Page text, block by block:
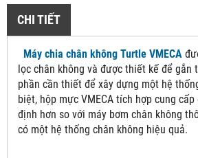
CHI TIẾT
Máy chia chân không Turtle VMECA
lọc chân không và được thiết kế để gắn
phần cần thiết để xây dựng một hệ
biệt, hộp mực VMECA tích hợp cung
định hơn so với máy bơm chân không
có một hệ thống chân không hiệu quả.